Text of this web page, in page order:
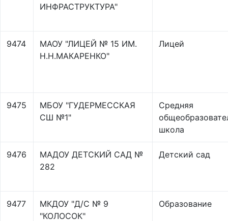
ИНФРАСТРУКТУРА"
9474
МАОУ "ЛИЦЕЙ № 15 ИМ.
Н.Н.МАКАРЕНКО"
Лицей
9475
МБОУ "ГУДЕРМЕССКАЯ
СШ №1"
Средняя
школа
9476
МАДОУ ДЕТСКИЙ САД №
282
Детский сад
9477
МКДОУ "Д/С № 9
"КОЛОСОК"
Образование